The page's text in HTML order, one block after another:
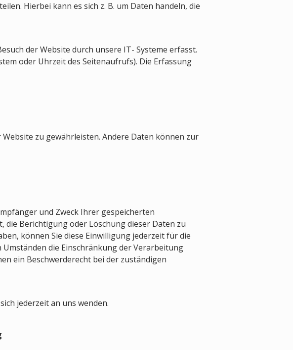
Hierbei kann es sich z. B. um Daten handeln, die
der Website durch unsere IT- Systeme erfasst.
oder Uhrzeit des Seitenaufrufs). Die Erfassung
zu gewährleisten. Andere Daten können zur
und Zweck Ihrer gespeicherten
die Berichtigung oder Löschung dieser Daten zu
können Sie diese Einwilligung jederzeit für die
die Einschränkung der Verarbeitung
ein Beschwerderecht bei der zuständigen
jederzeit an uns wenden.